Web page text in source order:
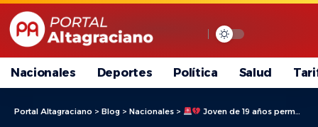
Nacionales Deportes Política Salud
Portal Altagraciano > Blog > Nacionales > Joven de 19 años permanece en estado delicado tras ser herida de bala por su expareja en Valverde